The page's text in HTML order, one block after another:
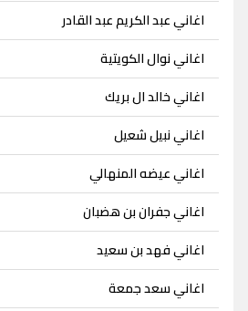
اغاني عبد الكريم عبد القادر
اغاني نوال الكويتية
اغاني خالد ال بريك
اغاني نبيل شعيل
اغاني عيضه المنهالي
اغاني جفران بن هضبان
اغاني فهد بن سعيد
اغاني سعد جمعة